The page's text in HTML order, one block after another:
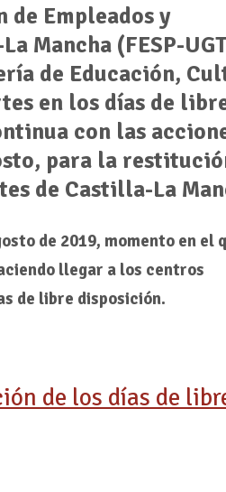
de Empleados y
Mancha (FESP-
de Educación,
en los días de
con las
para la
de Castilla-La
de 2019, momento en el
llegar a los centros
de libre disposición.
de los días de